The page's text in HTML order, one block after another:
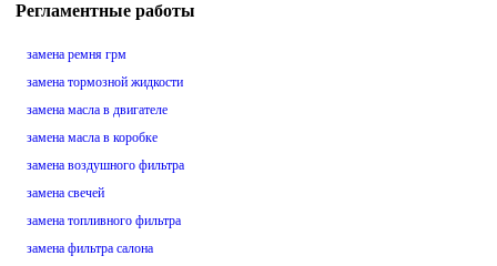
Регламентные работы
замена ремня грм
замена тормозной жидкости
замена масла в двигателе
замена масла в коробке
замена воздушного фильтра
замена свечей
замена топливного фильтра
замена фильтра салона